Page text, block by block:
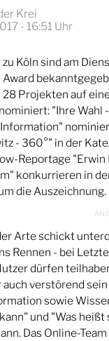
Krei
- 16:51 Uhr
Köln sind am
28 Projekten auf
"Ihre
- 360°" in der
Reportage
konkurrieren in
die Auszeichnung.
Arte schickt
Rennen - bei
dürfen
auch verstörend
sowie
und "Was
Das Online-